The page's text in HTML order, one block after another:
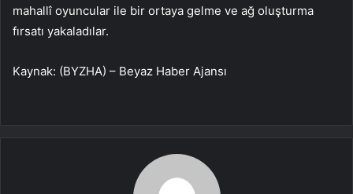
mahallî oyuncular ile bir ortaya gelme ve ağ oluşturma
fırsatı yakaladılar.
Kaynak: (BYZHA) – Beyaz Haber Ajansı